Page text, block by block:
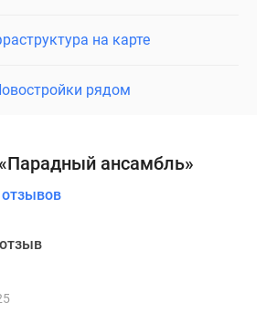
на карте
рядом
ансамбль»
отзывов